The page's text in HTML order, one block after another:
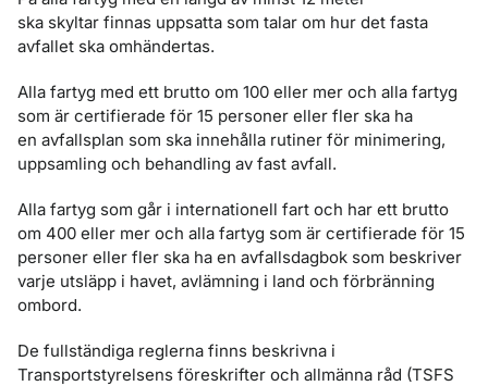
ska skyltar finnas uppsatta som talar om hur det fasta
avfallet ska omhändertas.
Alla fartyg med ett brutto om 100 eller mer och alla fartyg
som är certifierade för 15 personer eller fler ska ha
en avfallsplan som ska innehålla rutiner för minimering,
uppsamling och behandling av fast avfall.
Alla fartyg som går i internationell fart och har ett brutto
om 400 eller mer och alla fartyg som är certifierade för 15
personer eller fler ska ha en avfallsdagbok som beskriver
varje utsläpp i havet, avlämning i land och förbränning
ombord.
De fullständiga reglerna finns beskrivna i
Transportstyrelsens föreskrifter och allmänna råd (TSFS